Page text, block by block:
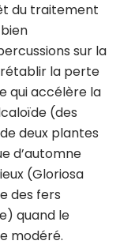
du traitement
sur la
rétablir la perte
qui accélère la
(des
deux plantes
d’automne
(Gloriosa
des fers
quand le
modéré.